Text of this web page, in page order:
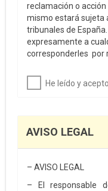
reclamación o acción
mismo estará sujeta
tribunales de
expresamente a
corresponderles por
He leído y
AVISO LEGAL
– AVISO LEGAL
– El responsable